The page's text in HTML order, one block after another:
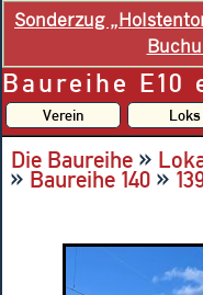
Sonderzug
Baureihe E10
Verein Loks
Die Baureihe »
»Baureihe 140 »